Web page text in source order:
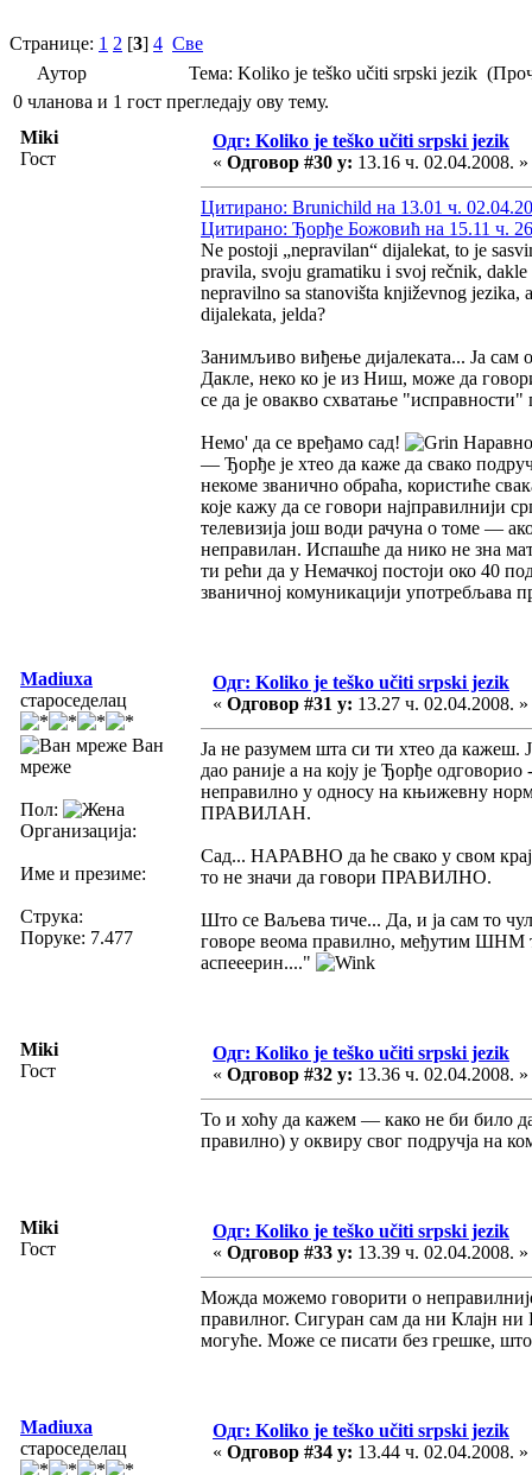
Странице: 1 2 [3] 4 Све
Аутор
Тема: Koliko je teško učiti srpski jezik
0 чланова и 1 гост прегледају ову тему.
Miki
Гост
Одг: Koliko je teško učiti srpski jezik
« Одговор #30 у: 13.16 ч. 02.04.2008. »
Цитирано: Brunichild на 13.01 ч.
Цитирано: Ђорђе Божовић на 15.11 ч.
Ne postoji „nepravilan“ dijalekat, to je
pravila, svoju gramatiku i svoj rečnik,
nepravilno sa stanovišta književnog
dijalekata, jelda?
Занимљиво виђење дијалеката... Ја
Дакле, неко ко је из Ниш, може да
се да је овакво схватање
Немо' да се вређамо сад!
— Ђорђе је хтео да каже да свако
некоме званично обраћа, користиће
које кажу да се говори најправилнији
телевизија још води рачуна о томе —
неправилан. Испашће да нико не зна
ти рећи да у Немачкој постоји око 40
званичној комуникацији употребљава
Madiuxa
староседелац
Ван
мреже
Пол:
Организација:
Име и презиме:
Струка:
Поруке: 7.477
Одг: Koliko je teško učiti srpski jezik
« Одговор #31 у: 13.27 ч. 02.04.2008. »
Ја не разумем шта си ти хтео да кажеш.
дао раније а на коју је Ђорђе
неправилно у односу на књижевну
ПРАВИЛАН.
Сад... НАРАВНО да ће свако у свом
то не значи да говори ПРАВИЛНО.
Што се Ваљева тиче... Да, и ја сам то
говоре веома правилно, међутим ШНМ
аспееерин...."
Miki
Гост
Одг: Koliko je teško učiti srpski jezik
« Одговор #32 у: 13.36 ч. 02.04.2008. »
То и хоћу да кажем — како не би било
правилно) у оквиру свог подручја на
Miki
Гост
Одг: Koliko je teško učiti srpski jezik
« Одговор #33 у: 13.39 ч. 02.04.2008. »
Можда можемо говорити о
правилног. Сигуран сам да ни Клајн
могуће. Може се писати без грешке,
Madiuxa
староседелац
Одг: Koliko je teško učiti srpski jezik
« Одговор #34 у: 13.44 ч. 02.04.2008. »